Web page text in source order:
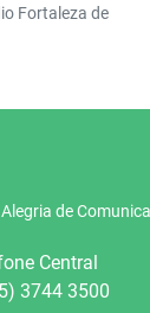
Fortaleza de
de
Central
3744 3500